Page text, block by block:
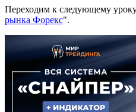
Переходим к следующему
рынка Форекс".